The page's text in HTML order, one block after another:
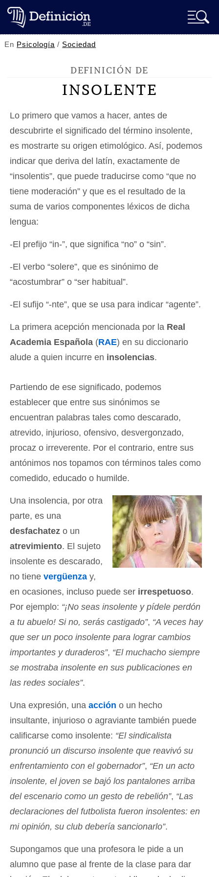
En Psicología / Sociedad
DEFINICIÓN DE
INSOLENTE
Lo primero que vamos a hacer, antes de
descubrirte el significado del término insolente,
es mostrarte su origen etimológico. Así, podemos
indicar que deriva del latín, exactamente de
“insolentis”, que puede traducirse como “que no
tiene moderación” y que es el resultado de la
suma de varios componentes léxicos de dicha
lengua:
-El prefijo “in-”, que significa “no” o “sin”.
-El verbo “solere”, que es sinónimo de
“acostumbrar” o “ser habitual”.
-El sufijo “-nte”, que se usa para indicar “agente”.
La primera acepción mencionada por la Real
Academia Española (RAE) en su diccionario
alude a quien incurre en insolencias.
Partiendo de ese significado, podemos
establecer que entre sus sinónimos se
encuentran palabras tales como descarado,
atrevido, injurioso, ofensivo, desvergonzado,
procaz o irreverente. Por el contrario, entre sus
antónimos nos topamos con términos tales como
comedido, educado o humilde.
Una insolencia, por otra
parte, es una
desfachatez o un
atrevimiento. El sujeto
insolente es descarado,
no tiene vergüenza y,
en ocasiones, incluso puede ser irrespetuoso.
Por ejemplo: “¡No seas insolente y pídele perdón
a tu abuelo! Si no, serás castigado”, “A veces hay
que ser un poco insolente para lograr cambios
importantes y duraderos”, “El muchacho siempre
se mostraba insolente en sus publicaciones en
las redes sociales”.
Una expresión, una acción o un hecho
insultante, injurioso o agraviante también puede
calificarse como insolente: “El sindicalista
pronunció un discurso insolente que reavivó su
enfrentamiento con el gobernador”, “En un acto
insolente, el joven se bajó los pantalones arriba
del escenario como un gesto de rebelión”, “Las
declaraciones del futbolista fueron insolentes: en
mi opinión, su club debería sancionarlo”.
Supongamos que una profesora le pide a un
alumno que pase al frente de la clase para dar